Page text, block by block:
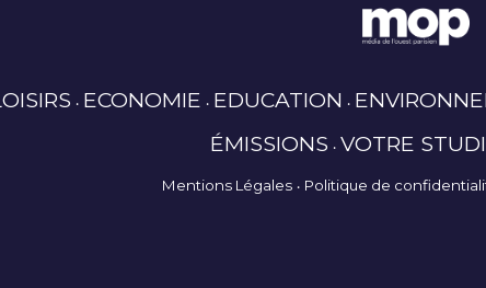
ECONOMIE EDUCATION
ÉMISSIONS VOTRE
Mentions Légales Politique de